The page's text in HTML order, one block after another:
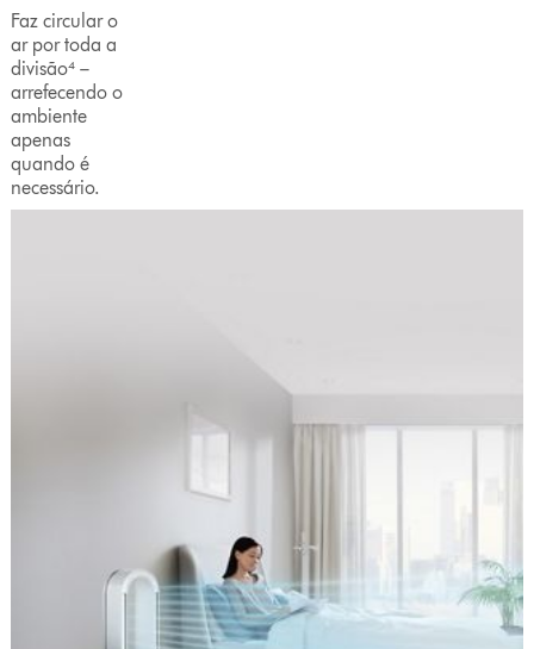
Faz circular o
ar por toda a
divisão⁴ –
arrefecendo o
ambiente
apenas
quando é
necessário.